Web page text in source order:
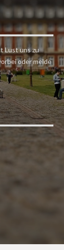
Lust uns zu
oder melde